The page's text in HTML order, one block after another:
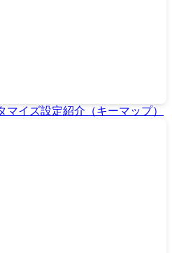
イズ設定紹介（キーマップ）